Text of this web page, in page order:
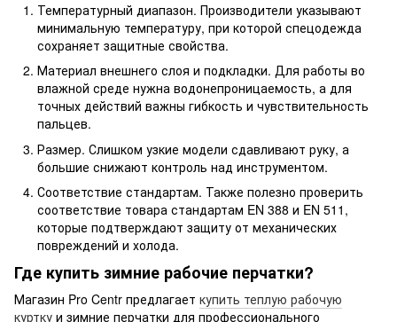
Температурный диапазон. Производители указывают
минимальную температуру, при которой спецодежда
сохраняет защитные свойства.
Материал внешнего слоя и подкладки. Для работы во
влажной среде нужна водонепроницаемость, а для
точных действий важны гибкость и чувствительность
пальцев.
Размер. Слишком узкие модели сдавливают руку, а
большие снижают контроль над инструментом.
Соответствие стандартам. Также полезно проверить
соответствие товара стандартам EN 388 и EN 511,
которые подтверждают защиту от механических
повреждений и холода.
Где купить зимние рабочие перчатки?
Магазин Pro Centr предлагает купить теплую рабочую
куртку и зимние перчатки для профессионального